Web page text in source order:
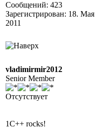
Сообщений: 423
Зарегистрирован: 18. Мая
2011
vladimirmir2012
Senior Member
Отсутствует
1C++ rocks!